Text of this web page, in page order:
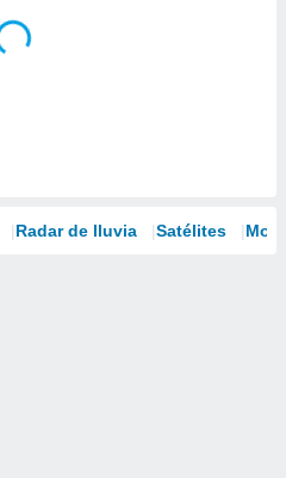
Radar de lluvia Satélites